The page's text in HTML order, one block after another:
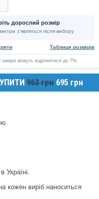
дорослий розмір
з’являться після вибору
Таблиця розмірів
заміри можуть відрізнятися до 7%.
963 грн 695 грн
кожен виріб наноситься